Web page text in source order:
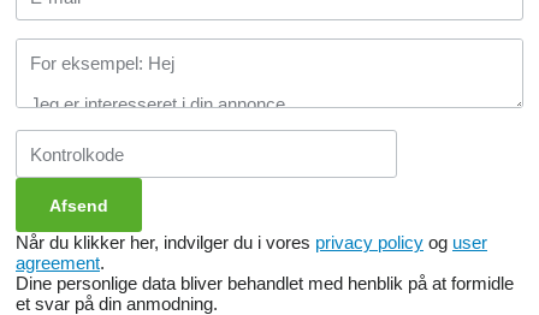
Når du klikker her, indvilger du i vores privacy policy og user
agreement.
Dine personlige data bliver behandlet med henblik på at formidle
et svar på din anmodning.